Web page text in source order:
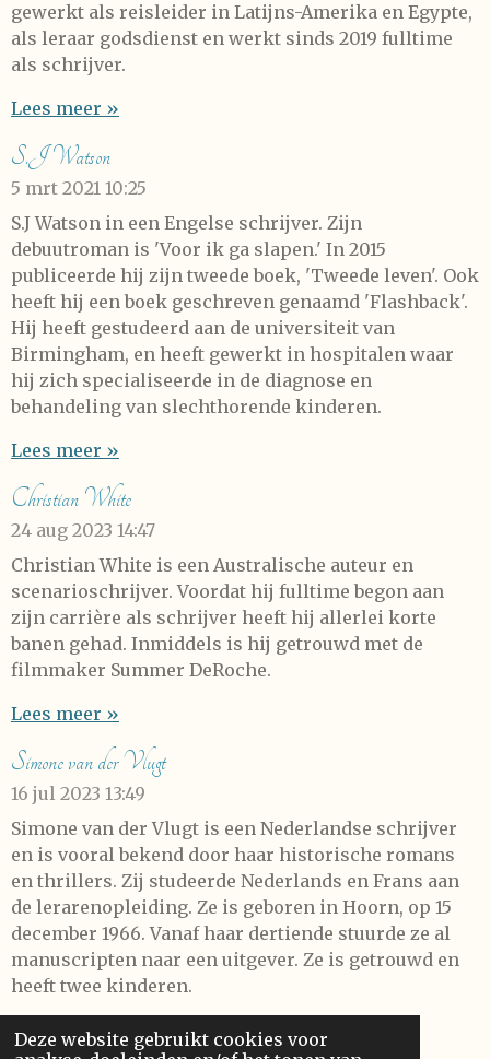
Deze website gebruikt cookies voor
gewerkt als reisleider in Latijns-Amerika en Egypte,
als leraar godsdienst en werkt sinds 2019 fulltime
als schrijver.
Lees meer »
S.J Watson
5 mrt 2021 10:25
S.J Watson in een Engelse schrijver. Zijn
debuutroman is 'Voor ik ga slapen.' In 2015
publiceerde hij zijn tweede boek, 'Tweede leven'. Ook
heeft hij een boek geschreven genaamd 'Flashback'.
Hij heeft gestudeerd aan de universiteit van
Birmingham, en heeft gewerkt in hospitalen waar
hij zich specialiseerde in de diagnose en
behandeling van slechthorende kinderen.
Lees meer »
Christian White
24 aug 2023 14:47
Christian White is een Australische auteur en
scenarioschrijver. Voordat hij fulltime begon aan
zijn carrière als schrijver heeft hij allerlei korte
banen gehad. Inmiddels is hij getrouwd met de
filmmaker Summer DeRoche.
Lees meer »
Simone van der Vlugt
16 jul 2023 13:49
Simone van der Vlugt is een Nederlandse schrijver
en is vooral bekend door haar historische romans
en thrillers. Zij studeerde Nederlands en Frans aan
de lerarenopleiding. Ze is geboren in Hoorn, op 15
december 1966. Vanaf haar dertiende stuurde ze al
manuscripten naar een uitgever. Ze is getrouwd en
heeft twee kinderen.
Lees meer »